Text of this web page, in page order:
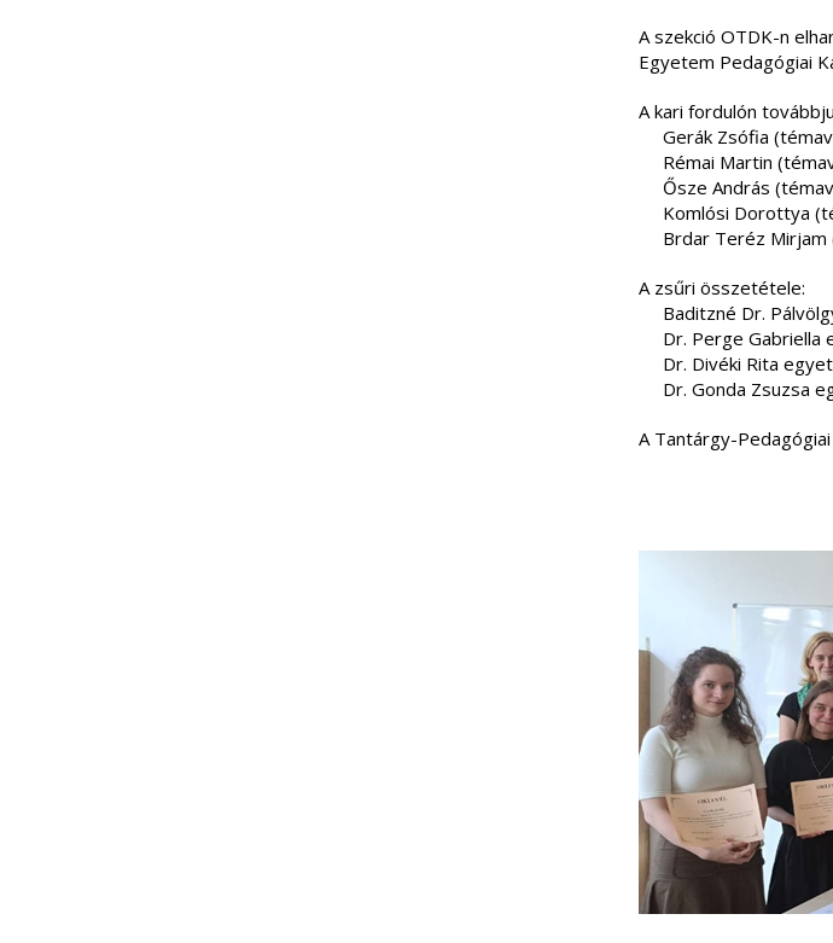
A szekció OTDK-n
Egyetem Pedagógiai
A kari fordulón
Gerák Zsófia
Rémai Martin
Ősze András
Komlósi Dorottya
Brdar Teréz Mirjam
A zsűri összetétele:
Baditzné Dr.
Dr. Perge Gabriella
Dr. Divéki Rita
Dr. Gonda Zsuzsa
A Tantárgy-